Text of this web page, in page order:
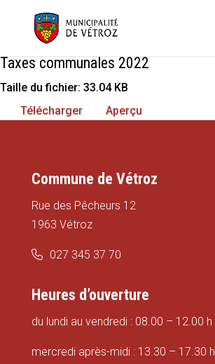
Taxes communales 2022
Taille du fichier: 33.04 KB
Télécharger
Aperçu
Commune de Vétroz
Rue des Pêcheurs 12
1963 Vétroz
027 345 37 70
Heures d’ouverture
du lundi au vendredi : 08.00 – 12.00 h
mercredi après-midi : 13.30 – 17.30 h